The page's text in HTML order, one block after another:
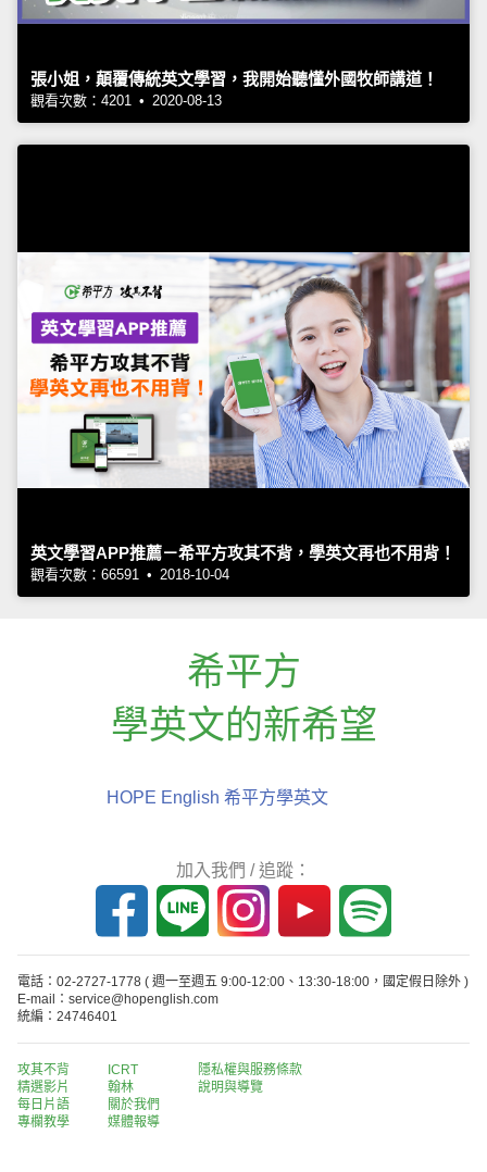
張小姐，顛覆傳統英文學習，我開始聽懂外國牧師講道！
觀看次數：4201 • 2020-08-13
英文學習APP推薦－希平方攻其不背，學英文再也不用背！
觀看次數：66591 • 2018-10-04
希平方
學英文的新希望
HOPE English 希平方學英文
加入我們 / 追蹤：
電話：02-2727-1778 ( 週一至週五 9:00-12:00、13:30-18:00，國定假日除外 )
E-mail：service@hopenglish.com
統編：24746401
攻其不背
精選影片
每日片語
專欄教學
ICRT
翰林
關於我們
媒體報導
隱私權與服務條款
說明與導覽